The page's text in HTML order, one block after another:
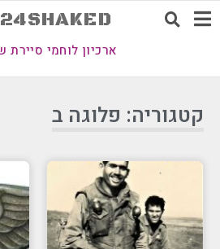
ארכיון לוחמי סיירת
קטגוריה: פלוגה ב